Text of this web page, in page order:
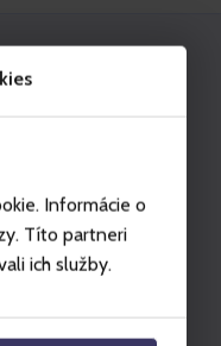
Informácie o
Títo partneri
ich služby.